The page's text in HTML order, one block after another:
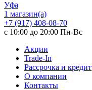
Уфа
1 магазин(а)
+7 (917) 408-08-70
с 10:00 до 20:00 Пн-Вс
Акции
Trade-In
Рассрочка и кредит
О компании
Контакты